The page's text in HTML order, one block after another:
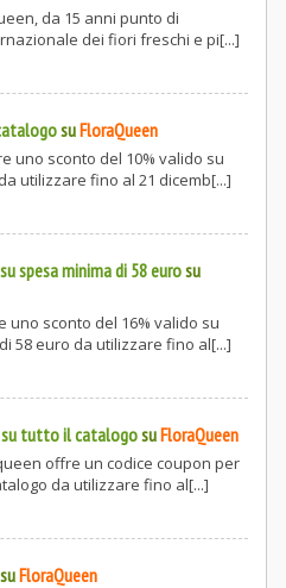
da 15 anni punto di
dei fiori freschi e pi[...]
suFloraQueen
uno sconto del 10% valido su
utilizzare fino al 21 dicemb[...]
spesa minima di 58 eurosu
sconto del 16% valido su
58 euro da utilizzare fino al[...]
su tutto il catalogosuFloraQueen
offre un codice coupon per
da utilizzare fino al[...]
suFloraQueen